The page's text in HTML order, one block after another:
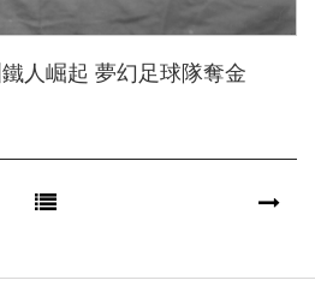
人崛起 夢幻足球隊奪金